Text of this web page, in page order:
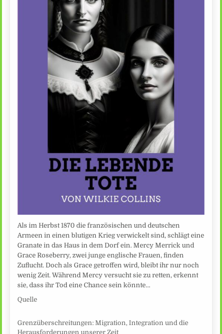
Als im Herbst 1870 die französischen und deutschen
Armeen in einen blutigen Krieg verwickelt sind, schlägt eine
Granate in das Haus in dem Dorf ein. Mercy Merrick und
Grace Roseberry, zwei junge englische Frauen, finden
Zuflucht. Doch als Grace getroffen wird, bleibt ihr nur noch
wenig Zeit. Während Mercy versucht sie zu retten, erkennt
sie, dass ihr Tod eine Chance sein könnte…
Quelle
Grenzüberschreitungen: Migration, Integration und die
Herausforderungen unserer Zeit